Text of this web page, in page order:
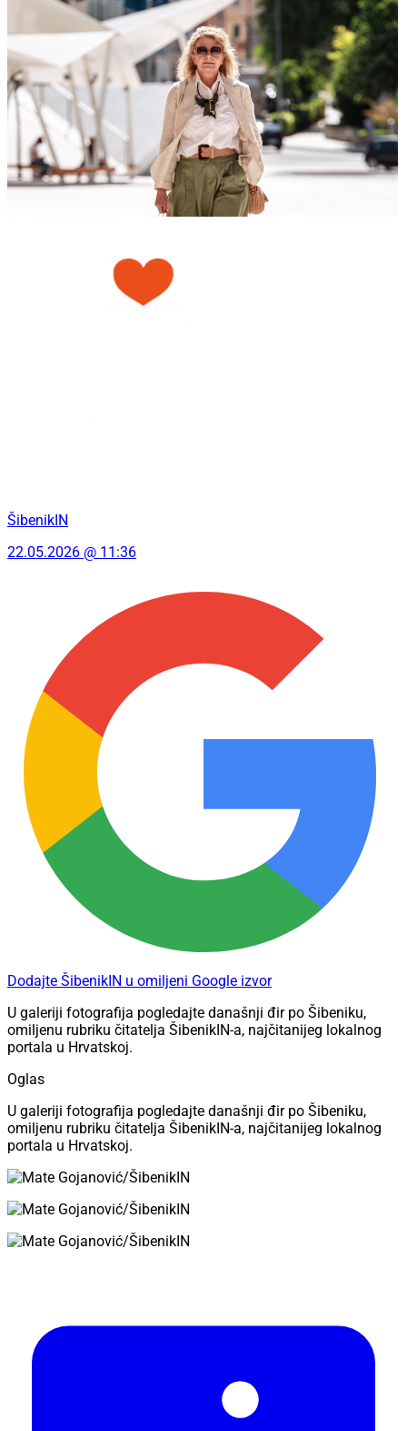
ŠibenikIN
22.05.2026 @ 11:36
Dodajte ŠibenikIN u omiljeni Google izvor
U galeriji fotografija pogledajte današnji đir po Šibeniku,
omiljenu rubriku čitatelja ŠibenikIN-a, najčitanijeg lokalnog
portala u Hrvatskoj.
Oglas
U galeriji fotografija pogledajte današnji đir po Šibeniku,
omiljenu rubriku čitatelja ŠibenikIN-a, najčitanijeg lokalnog
portala u Hrvatskoj.